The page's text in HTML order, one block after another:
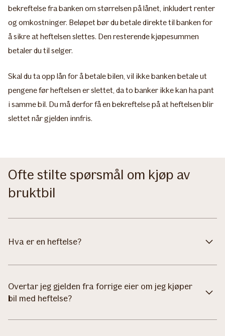
bekreftelse fra banken om størrelsen på lånet, inkludert renter
og omkostninger. Beløpet bør du betale direkte til banken for
å sikre at heftelsen slettes. Den resterende kjøpesummen
betaler du til selger.
Skal du ta opp lån for å betale bilen, vil ikke banken betale ut
pengene før heftelsen er slettet, da to banker ikke kan ha pant
i samme bil. Du må derfor få en bekreftelse på at heftelsen blir
slettet når gjelden innfris.
Ofte stilte spørsmål om kjøp av
bruktbil
Hva er en heftelse?
Overtar jeg gjelden fra forrige eier om jeg kjøper
bil med heftelse?